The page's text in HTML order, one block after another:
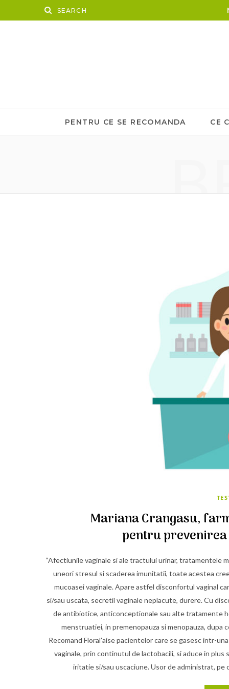
PENTRU CE SE RECOMANDA CE
Mariana Crangasu,
pentru
“Afectiunile vaginale si ale tractului urinar, tratamentele
uneori stresul si scaderea imunitatii, toate acestea
mucoasei vaginale. Apare astfel disconfortul vaginal
si/sau uscata, secretii vaginale neplacute, durere. Cu
de antibiotice, anticonceptionale sau alte tratamente
menstruatiei, in premenopauza si menopauza, dupa
Recomand Floral’aise pacientelor care se gasesc intr-
vaginale, prin continutul de lactobacili, si aduce in plus
iritatie si/sau uscaciune. Usor de administrat, pe